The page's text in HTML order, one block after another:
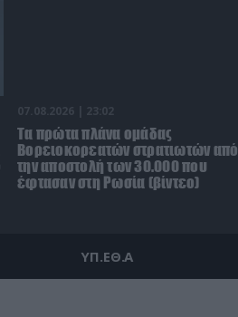
07.08.2026 | 23:02
Τα πρώτα πλάνα ομάδας
Βορειοκορεατών στρατιωτών από
την αποστολή των 30.000 που
έφτασαν στη Ρωσία (βίντεο)
ΥΠ.ΕΘ.Α